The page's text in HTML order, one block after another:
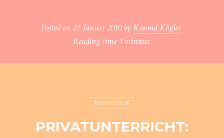
Posted on27. Januar 2010 byKonrad Kögler
Reading time4 minutes
FILMKRITIK
PRIVATUNTERRICHT: